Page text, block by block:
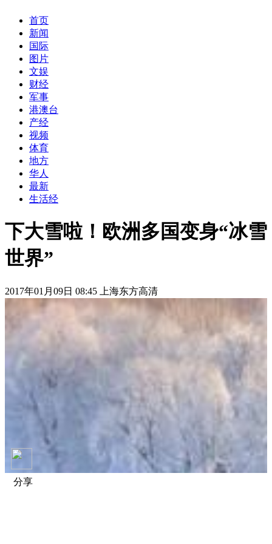
首页
新闻
国际
图片
文娱
财经
军事
港澳台
产经
视频
体育
地方
华人
最新
生活经
下大雪啦！欧洲多国变身“冰雪
世界”
2017年01月09日 08:45 上海东方高清
分享